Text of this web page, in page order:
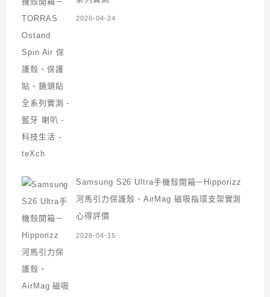
2026-04-24
Samsung S26 Ultra手機殼開箱－Hipporizz
河馬引力保護殼、AirMag 磁吸指環支架實測
心得評價
2026-04-15